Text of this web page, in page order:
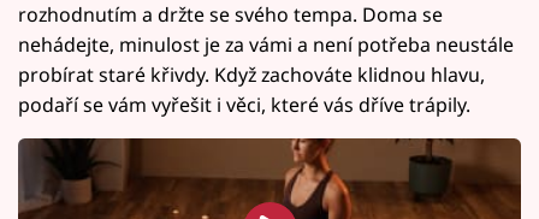
rozhodnutím a držte se svého tempa. Doma se
nehádejte, minulost je za vámi a není potřeba neustále
probírat staré křivdy. Když zachováte klidnou hlavu,
podaří se vám vyřešit i věci, které vás dříve trápily.